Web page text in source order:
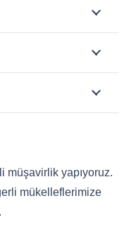
müşavirlik yapıyoruz.
mükelleflerimize